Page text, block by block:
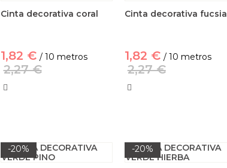
Cinta decorativa coral
1,82 € / 10 metros
2,27 €
Cinta decorativa fucsia
1,82 € / 10 metros
2,27 €
-20% -20%